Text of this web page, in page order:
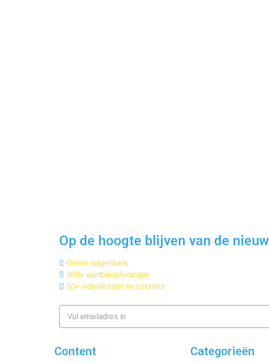
Op de hoogte blijven van de
Online vragenbank
300+ voetbaloefeningen
50+ videolessen en columns
Content Categorieën